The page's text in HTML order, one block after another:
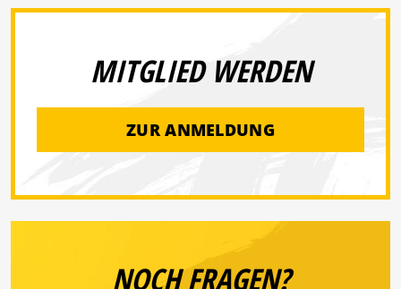
MITGLIED WERDEN
ZUR ANMELDUNG
NOCH FRAGEN?